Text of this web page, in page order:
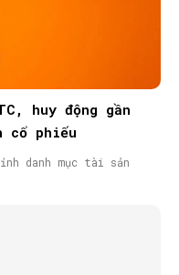
huy động gần
cổ phiếu
danh mục tài sản